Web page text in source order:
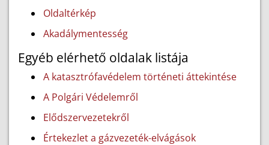
Oldaltérkép
Akadálymentesség
Egyéb elérhető oldalak listája
A katasztrófavédelem történeti áttekintése
A Polgári Védelemről
Elődszervezetekről
Értekezlet a gázvezeték-elvágások